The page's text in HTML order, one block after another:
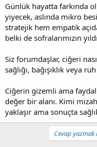
Günlük hayatta farkında
yiyecek, aslında mikro
stratejik hem empatik
belki de sofralarımızın
Siz forumdaşlar, ciğeri
sağlığı, bağışıklık veya
Ciğerin gizemli ama
değer bir alanı. Kimi
yaklaşır ama sonuçta
Cevap